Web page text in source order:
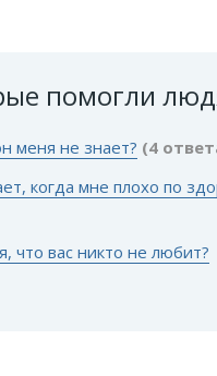
помогли
меня не знает? (4
когда мне плохо по
что вас никто не любит?